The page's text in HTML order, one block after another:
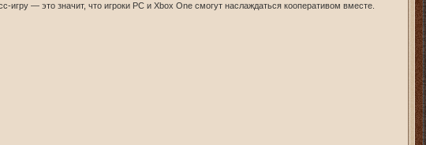
— это значит, что игроки PC и Xbox One смогут наслаждаться кооперативом вместе.